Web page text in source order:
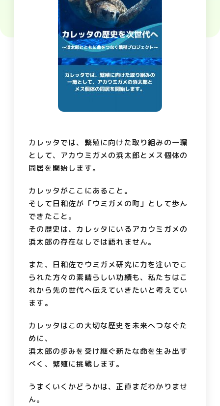
カレッタでは、繁殖に向けた取り組みの一環
として、アカウミガメの浜太郎とメス個体の
同居を開始します。
カレッタがここにあること。
そして日和佐が「ウミガメの町」として歩ん
できたこと。
その歴史は、カレッタにいるアカウミガメの
浜太郎の存在なしでは語れません。
また、日和佐でウミガメ研究に力を注いでこ
られた方々の素晴らしい功績も、私たちはこ
れから先の世代へ伝えていきたいと考えてい
ます。
カレッタはこの大切な歴史を未来へつなぐた
めに、
浜太郎の歩みを受け継ぐ新たな命を生み出す
べく、繁殖に挑戦します。
うまくいくかどうかは、正直まだわかりませ
ん。